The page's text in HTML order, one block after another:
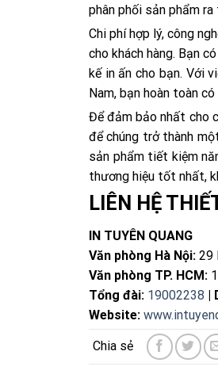
phân phối sản phẩm
Chi phí hợp lý, công
cho khách hàng. Bạn
kế in ấn cho bạn. Với
Nam, bạn hoàn toàn
Để đảm bảo nhất cho
để chúng trở thành
sản phẩm tiết kiệm
thương hiệu tốt nhất,
LIÊN HỆ
IN TUYÊN QUANG
Văn phòng Hà Nội: 29
Văn phòng TP. HCM:
Tổng đài: 19002238
Website: